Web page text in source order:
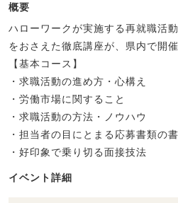
概要
ハローワークが実施する再就職活
をおさえた徹底講座が、県内で開催
【基本コース】
・求職活動の進め方・心構え
・労働市場に関すること
・求職活動の方法・ノウハウ
・担当者の目にとまる応募書類の
・好印象で乗り切る面接技法
イベント詳細